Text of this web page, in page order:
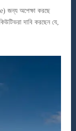
জন্য অপেক্ষা করছে
দাবি করছেন যে,